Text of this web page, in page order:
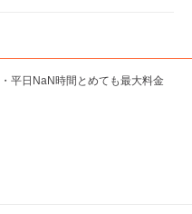
平日NaN時間とめても最大料金